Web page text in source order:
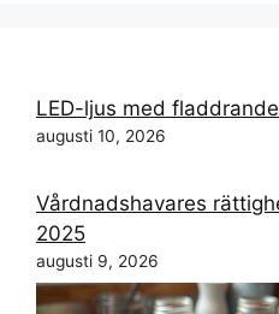
LED-ljus med
augusti 10, 2026
Vårdnadshavares
2025
augusti 9, 2026